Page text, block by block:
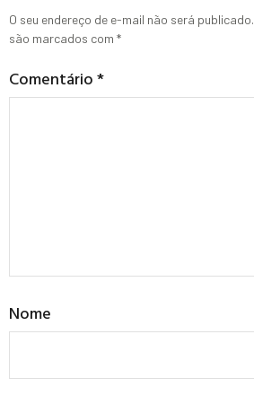
O seu endereço de e-mail não será publicado.
são marcados com *
Comentário*
Nome